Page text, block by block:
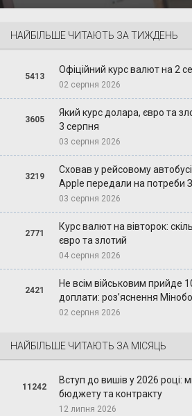
НАЙБІЛЬШЕ ЧИТАЮТЬ ЗА ТИЖДЕНЬ
5413
Офіційний курс валют на 2
02 серпня 2026
3605
Який курс долара, євро та
3 серпня
03 серпня 2026
3219
Сховав у рейсовому
Apple передали на потреби
03 серпня 2026
2771
Курс валют на вівторок:
євро та злотий
04 серпня 2026
2421
Не всім військовим прийде
доплати: роз’яснення
02 серпня 2026
НАЙБІЛЬШЕ ЧИТАЮТЬ ЗА МІСЯЦЬ
11242
Вступ до вишів у 2026 році:
бюджету та контракту
12 липня 2026